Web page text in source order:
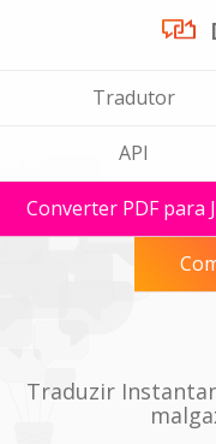
Tradutor
API
Converter PDF para
Traduzir